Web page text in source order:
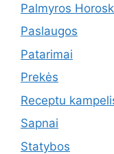
Palmyros
Paslaugos
Patarimai
Prekės
Receptu
Sapnai
Statybos